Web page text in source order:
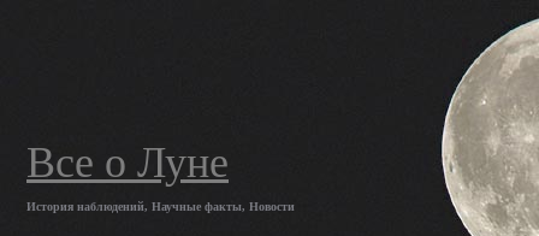
Все о Луне
История наблюдений, Научные факты, Новости